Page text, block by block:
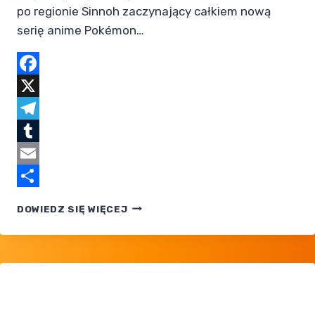
po regionie Sinnoh zaczynający całkiem nową
serię anime Pokémon…
Facebook
X
Telegram
Tumblr
Email
DOWIEDZ SIĘ WIĘCEJPOKEMON
I PERŁA,
006